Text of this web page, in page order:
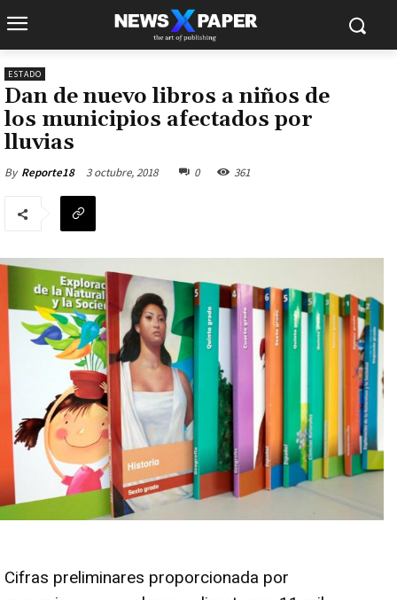
ESTADO
Dan de nuevo libros a niños de
los municipios afectados por
lluvias
By Reporte18 3 octubre, 2018 0 361
Cifras preliminares proporcionada por